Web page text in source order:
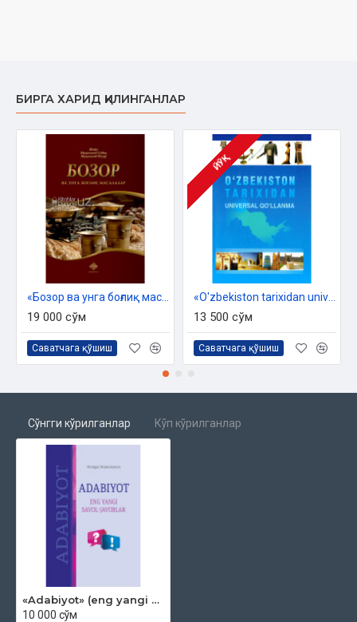
БИРГА ХАРИД ҚИЛИНГАНЛАР
19 000 сўм
Саватчага қўшиш
ЙЎҚ
13 500 сўм
Саватчага қўшиш
Сўнгги кўрилганлар Кўп кўрилганлар
«Adabiyot» (eng yangi savol-javoblar) ‎
10 000 сўм